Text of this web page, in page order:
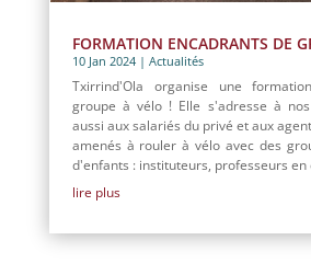
FORMATION ENCADRANTS DE
10 Jan 2024| Actualités
Txirrind'Ola organise une
groupe à vélo ! Elle s'adresse à
aussi aux salariés du privé et aux
amenés à rouler à vélo avec des
d'enfants : instituteurs, professeurs en
lire plus